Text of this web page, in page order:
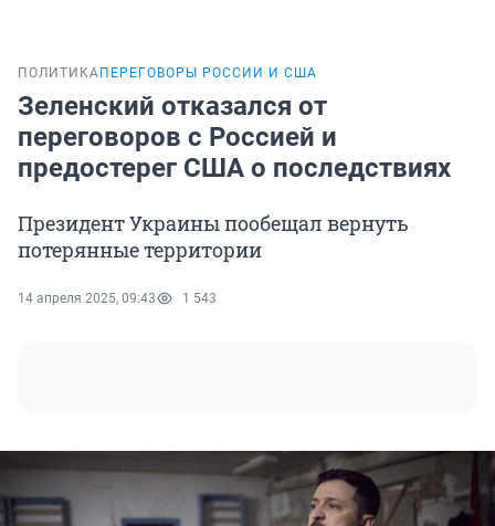
ПОЛИТИКА ПЕРЕГОВОРЫ РОССИИ И США
Зеленский отказался от
переговоров с Россией и
предостерег США о последствиях
Президент Украины пообещал вернуть
потерянные территории
14 апреля 2025, 09:43 1 543